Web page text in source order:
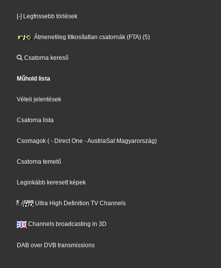
[-] Legfrissebb törlések
Átmenetileg titkosítatlan csatornák (FTA) (5)
Csatorna kereső
Műhold lista
Vételi jelentések
Csatorna lista
Csomagok (- Direct One - AustriaSat Magyarország)
Csatorna temető
Leginkább keresett képek
Ultra High Definition TV Channels
Channels broadcasting in 3D
DAB over DVB transmissions